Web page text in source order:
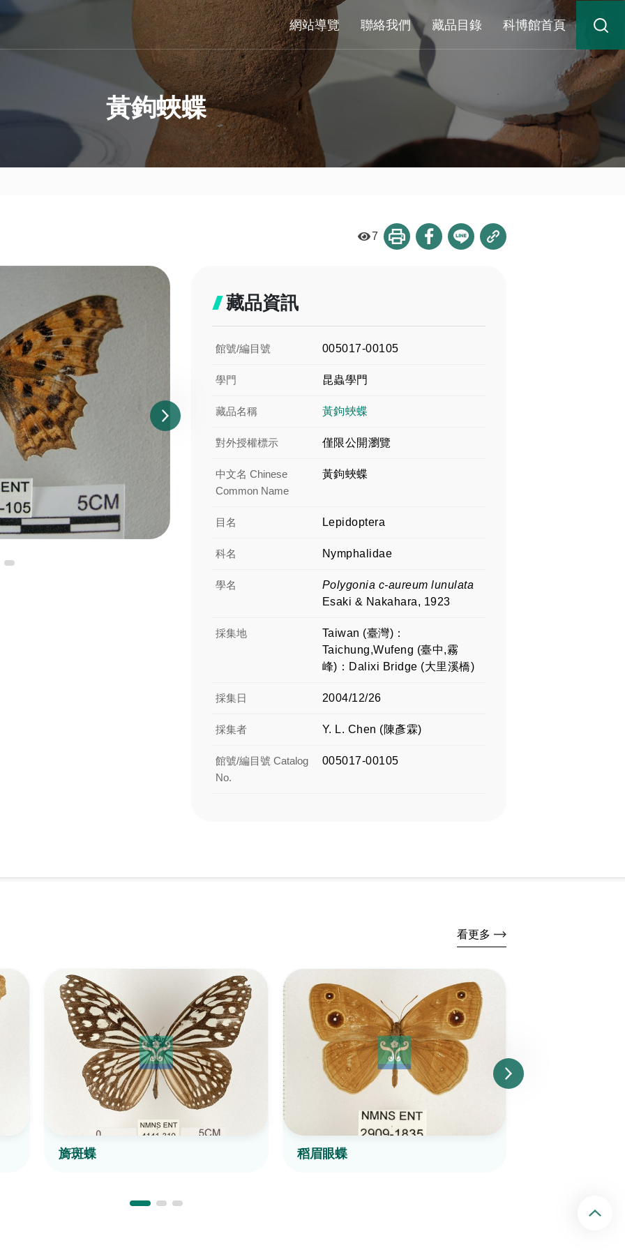
網站導覽 聯絡我們 藏品目錄 科博館首頁
黃鉤蛺蝶
7
藏品資訊
館號/編目號 005017-00105
學門 昆蟲學門
藏品名稱 黃鉤蛺蝶
對外授權標示 僅限公開瀏覽
中文名 Chinese
Common Name
黃鉤蛺蝶
目名 Lepidoptera
科名 Nymphalidae
學名
Polygonia c-aureum lunulata
Esaki & Nakahara, 1923
採集地
Taiwan (臺灣)：
Taichung,Wufeng (臺中,霧
峰)：Dalixi Bridge (大里溪橋)
採集日 2004/12/26
採集者 Y. L. Chen (陳彥霖)
館號/編目號 Catalog
No.
005017-00105
看更多
旖斑蝶 稻眉眼蝶
回頂端